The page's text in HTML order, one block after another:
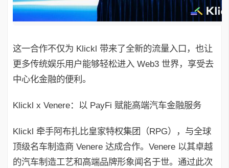
这一合作不仅为 Klickl 带来了全新的流量入口，也让
更多传统娱乐用户能够轻松进入 Web3 世界，享受去
中心化金融的便利。
Klickl x Venere：以 PayFi 赋能高端汽车金融服务
Klickl 牵手阿布扎比皇家特权集团（RPG），与全球
顶级名车制造商 Venere 达成合作。Venere 以其卓越
的汽车制造工艺和高端品牌形象闻名于世。通过此次